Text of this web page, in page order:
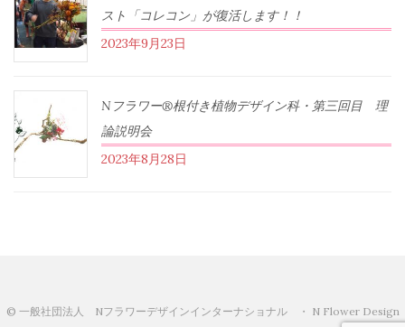
スト「コレコン」が復活します！！
2023年9月23日
Nフラワー®根付き植物デザイン科・第三回目 理
論説明会
2023年8月28日
© 一般社団法人 Nフラワーデザインインターナショナル ・ N Flower Design